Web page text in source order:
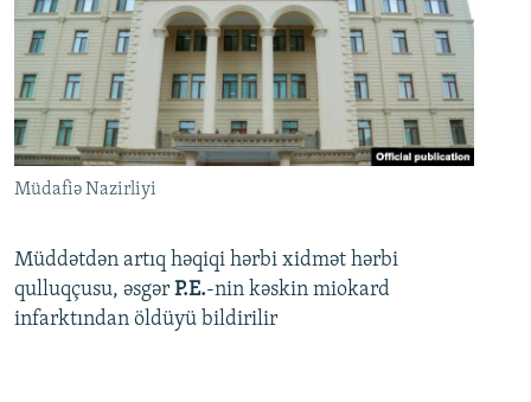
Müdafiə Nazirliyi
Müddətdən artıq həqiqi hərbi xidmət hərbi
qulluqçusu, əsgər P.E.-nin kəskin miokard
infarktından öldüyü bildirilir